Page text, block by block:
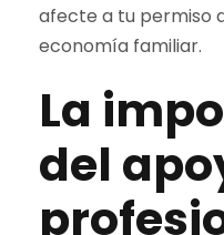
afecte a tu permiso
economía familiar.
La
del